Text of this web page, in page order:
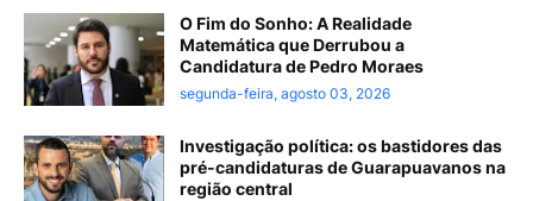
O Fim do Sonho: A Realidade
Matemática que Derrubou a
Candidatura de Pedro Moraes
segunda-feira, agosto 03, 2026
Investigação política: os bastidores das
pré-candidaturas de Guarapuavanos na
região central